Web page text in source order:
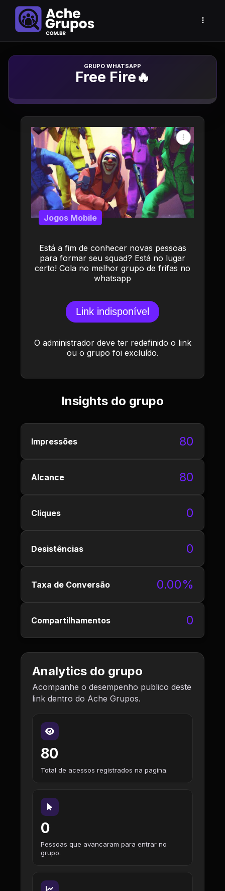
Grupo de Whatsapp
Free Fire🔥
Está a fim de conhecer novas pessoas
para formar seu squad? Está no lugar
certo! Cola no melhor grupo de frifas no
whatsapp
Jogos Mobile
Link indisponível
O administrador deve ter redefinido o link
ou o grupo foi excluído.
Insights do grupo
Impressões 80
Alcance 80
Cliques 0
Desistências 0
Taxa de Conversão 0.00%
Compartilhamentos 0
Analytics do grupo
Acompanhe o desempenho publico deste
link dentro do Ache Grupos.
80
Total de acessos registrados na pagina.
0
Pessoas que avancaram para entrar no
grupo.